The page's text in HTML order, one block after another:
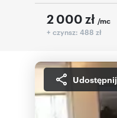
2 000 zł /mc
+ czynsz: 488 zł
Udostępnij